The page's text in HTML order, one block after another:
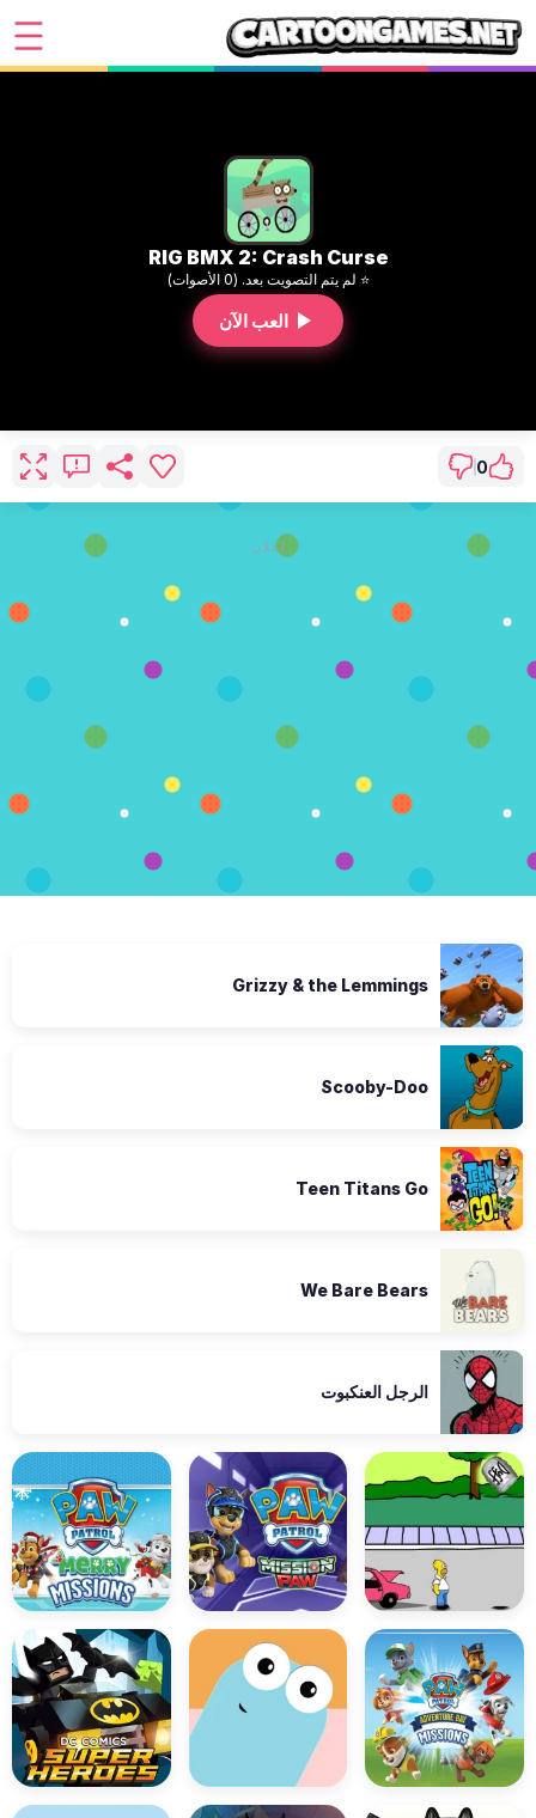
RIG BMX 2: Crash Curse
⭐ لم يتم التصويت بعد. (0 الأصوات)
العب الآن
0
إعلان
Grizzy & the Lemmings
Scooby-Doo
Teen Titans Go
We Bare Bears
الرجل العنكبوت